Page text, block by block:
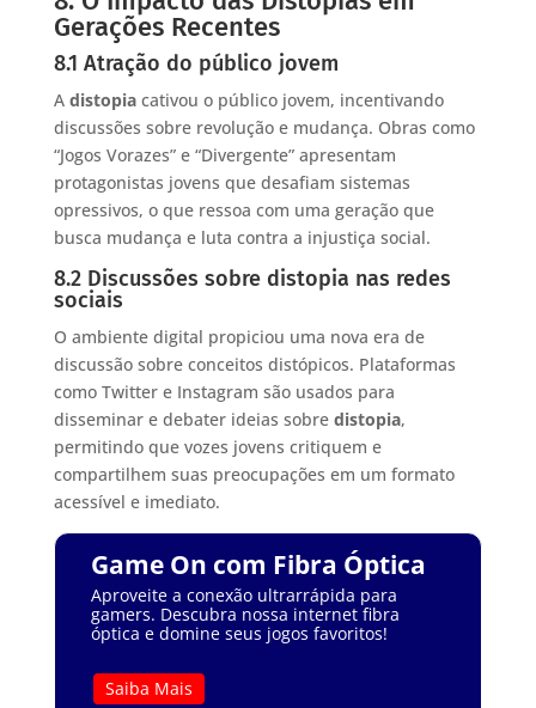
Gerações Recentes
8.1 Atração do público jovem
A distopiacativou o público jovem, incentivando
discussões sobre revolução e mudança. Obras como
“Jogos Vorazes” e “Divergente” apresentam
protagonistas jovens que desafiam sistemas
opressivos, o que ressoa com uma geração que
busca mudança e luta contra a injustiça social.
8.2 Discussões sobre distopia nas redes
sociais
O ambiente digital propiciou uma nova era de
discussão sobre conceitos distópicos. Plataformas
como Twitter e Instagram são usados para
disseminar e debater ideias sobre distopia,
permitindo que vozes jovens critiquem e
compartilhem suas preocupações em um formato
acessível e imediato.
Game On com Fibra Óptica
Aproveite a conexão ultrarrápida para
gamers. Descubra nossa internet fibra
óptica e domine seus jogos favoritos!
Saiba Mais